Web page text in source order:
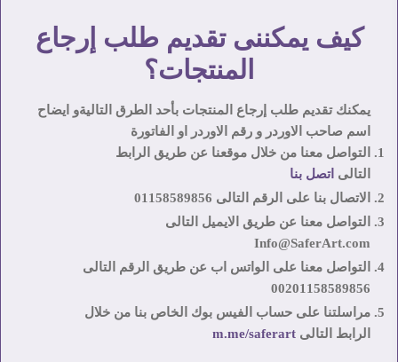
كيف يمكننى تقديم طلب إرجاع
المنتجات؟
يمكنك تقديم طلب إرجاع المنتجات بأحد الطرق التاليةو ايضاح
اسم صاحب الاوردر و رقم الاوردر او الفاتورة
التواصل معنا من خلال موقعنا عن طريق الرابط
التالى اتصل بنا
الاتصال بنا على الرقم التالى 01158589856
التواصل معنا عن طريق الايميل التالى
Info@SaferArt.com
التواصل معنا على الواتس اب عن طريق الرقم التالى
00201158589856
مراسلتنا على حساب الفيس بوك الخاص بنا من خلال
الرابط التالى m.me/saferart